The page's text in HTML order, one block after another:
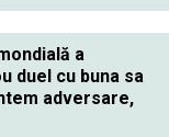
a
duel cu buna sa
adversare,